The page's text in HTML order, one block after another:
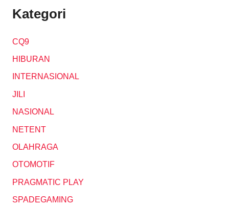
Kategori
CQ9
HIBURAN
INTERNASIONAL
JILI
NASIONAL
NETENT
OLAHRAGA
OTOMOTIF
PRAGMATIC PLAY
SPADEGAMING